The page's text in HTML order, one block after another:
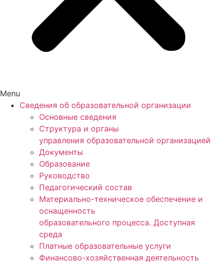
Menu
Сведения об образовательной организации
Основные сведения
Структура и органы
управления образовательной организацией
Документы
Образование
Руководство
Педагогический состав
Материально-техническое обеспечение и
оснащенность
образовательного процесса. Доступная
среда
Платные образовательные услуги
Финансово-хозяйственная деятельность